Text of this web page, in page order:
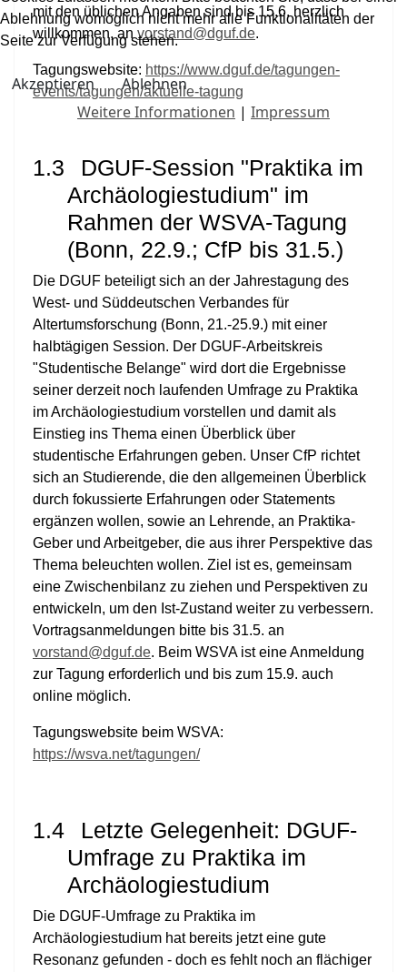
mit den üblichen Angaben sind bis 15.6. herzlich
willkommen, an vorstand@dguf.de.
Tagungswebsite: https://www.dguf.de/tagungen-
events/tagungen/aktuelle-tagung
1.3
DGUF-Session "Praktika im
Archäologiestudium" im
Rahmen der WSVA-Tagung
(Bonn, 22.9.; CfP bis 31.5.)
Die DGUF beteiligt sich an der Jahrestagung des
West- und Süddeutschen Verbandes für
Altertumsforschung (Bonn, 21.-25.9.) mit einer
halbtägigen Session. Der DGUF-Arbeitskreis
"Studentische Belange" wird dort die Ergebnisse
seiner derzeit noch laufenden Umfrage zu Praktika
im Archäologiestudium vorstellen und damit als
Einstieg ins Thema einen Überblick über
studentische Erfahrungen geben. Unser CfP richtet
sich an Studierende, die den allgemeinen Überblick
durch fokussierte Erfahrungen oder Statements
ergänzen wollen, sowie an Lehrende, an Praktika-
Geber und Arbeitgeber, die aus ihrer Perspektive das
Thema beleuchten wollen. Ziel ist es, gemeinsam
eine Zwischenbilanz zu ziehen und Perspektiven zu
entwickeln, um den Ist-Zustand weiter zu verbessern.
Vortragsanmeldungen bitte bis 31.5. an
vorstand@dguf.de. Beim WSVA ist eine Anmeldung
zur Tagung erforderlich und bis zum 15.9. auch
online möglich.
Tagungswebsite beim WSVA:
https://wsva.net/tagungen/
1.4
Letzte Gelegenheit: DGUF-
Umfrage zu Praktika im
Archäologiestudium
Die DGUF-Umfrage zu Praktika im
Archäologiestudium hat bereits jetzt eine gute
Resonanz gefunden - doch es fehlt noch an flächiger
Ablehnung womöglich nicht mehr alle Funktionalitäten der
Seite zur Verfügung stehen.
Akzeptieren
Ablehnen
Weitere Informationen | Impressum